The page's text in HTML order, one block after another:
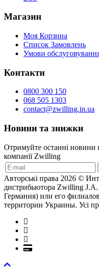
Магазин
Моя Корзина
Список Замовлень
Умови
Контакти
0800 300 150
068 505 1303
contact@zwilling.in.ua
Новини та знижки
Отримуйте останні новини
компанії Zwilling
Авторські права 2026 ©
дистрибьютора Zwilling
Германия) или его
территории Украины. Усі